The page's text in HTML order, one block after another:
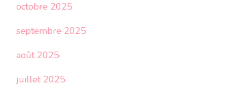
octobre 2025
septembre 2025
août 2025
juillet 2025